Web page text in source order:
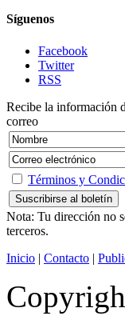
Síguenos
Facebook
Twitter
RSS
Recibe la información
correo
Términos y
Nota: Tu dirección no
terceros.
Inicio | Contacto |